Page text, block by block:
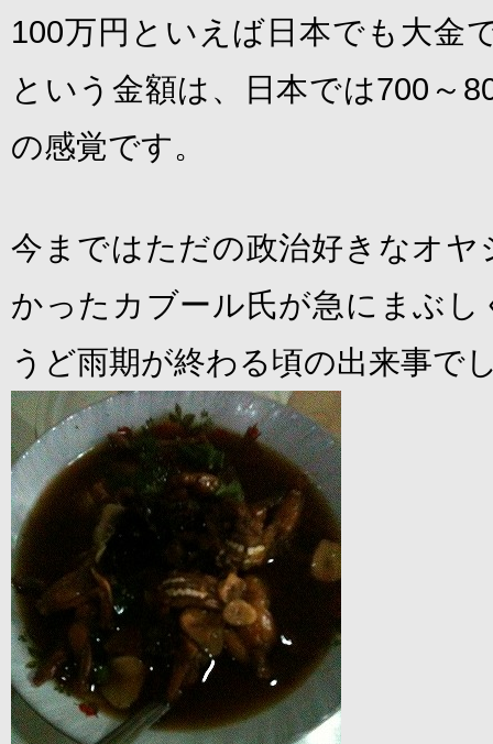
100万円といえば日本でも大金
という金額は、日本では700～
の感覚です。
今まではただの政治好きなオ
かったカブール氏が急にまぶ
うど雨期が終わる頃の出来事で